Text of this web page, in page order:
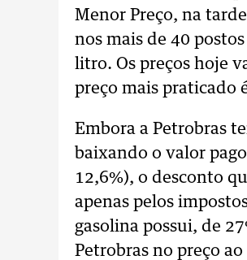
Menor Preço, na
nos mais de 40
litro. Os preços hoje
preço mais praticado
Embora a Petrobras
baixando o valor
12,6%), o desconto
apenas pelos
gasolina possui, de
Petrobras no preço